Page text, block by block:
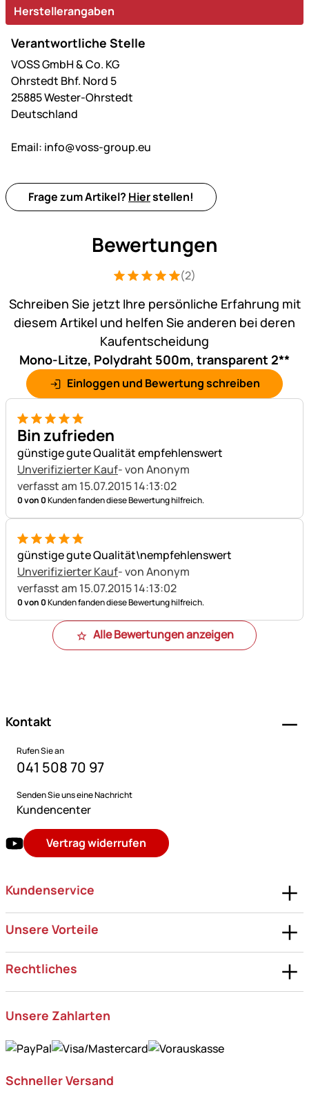
Herstellerangaben
Verantwortliche Stelle
VOSS GmbH & Co. KG
Ohrstedt Bhf. Nord 5
25885 Wester-Ohrstedt
Deutschland
Email: info@voss-group.eu
Frage zum Artikel? Hierstellen!
Bewertungen
Bewertung: 5 von 5 (2 Bewertungen)
2 Bewertungen
(2)
Schreiben Sie jetzt Ihre persönliche Erfahrung mit
diesem Artikel und helfen Sie anderen bei deren
Kaufentscheidung
Mono-Litze, Polydraht 500m, transparent 2**
Einloggen und Bewertung schreiben
5 von 5
Bin zufrieden
günstige gute Qualität empfehlenswert
Unverifizierter Kauf- von Anonym
verfasst am 15.07.2015 14:13:02
0 von 0Kunden fanden diese Bewertung hilfreich.
5 von 5
günstige gute Qualität\nempfehlenswert
Unverifizierter Kauf- von Anonym
verfasst am 15.07.2015 14:13:02
0 von 0Kunden fanden diese Bewertung hilfreich.
Alle Bewertungen anzeigen
Kontakt
Rufen Sie an
041 508 70 97
Senden Sie uns eine Nachricht
Kundencenter
Vertrag widerrufen
Kundenservice
Unsere Vorteile
Rechtliches
Unsere Zahlarten
Schneller Versand